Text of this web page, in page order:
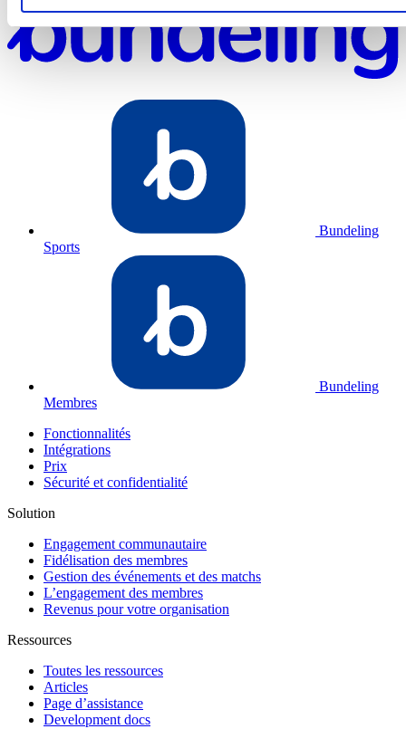
Bundeling
Sports
Bundeling
Membres
Fonctionnalités
Intégrations
Prix
Sécurité et confidentialité
Solution
Engagement communautaire
Fidélisation des membres
Gestion des événements et des matchs
L’engagement des membres
Revenus pour votre organisation
Ressources
Toutes les ressources
Articles
Page d’assistance
Development docs